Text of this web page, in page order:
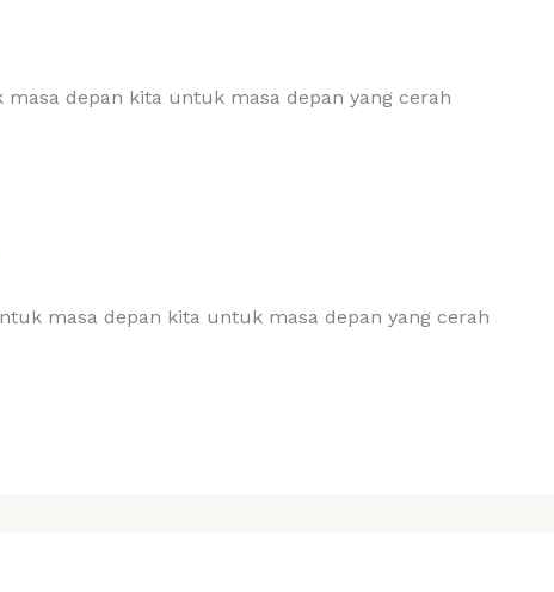
depan kita untuk masa depan yang cerah
masa depan kita untuk masa depan yang cerah